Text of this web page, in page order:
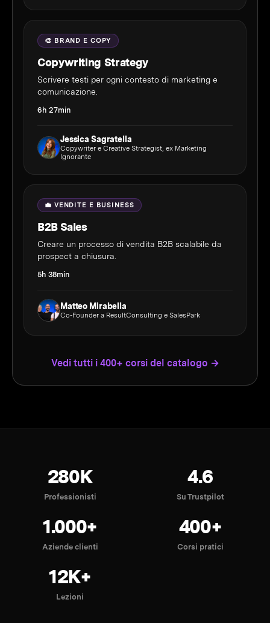
🎨 BRAND E COPY
Copywriting Strategy
Scrivere testi per ogni contesto di marketing e
comunicazione.
6h 27min
Jessica Sagratella
Copywriter e Creative Strategist, ex Marketing
Ignorante
💼 VENDITE E BUSINESS
B2B Sales
Creare un processo di vendita B2B scalabile da
prospect a chiusura.
5h 38min
Matteo Mirabella
Co-Founder a ResultConsulting e SalesPark
Vedi tutti i 400+ corsi del catalogo →
280K
Professionisti
4.6
Su Trustpilot
1.000+
Aziende clienti
400+
Corsi pratici
12K+
Lezioni